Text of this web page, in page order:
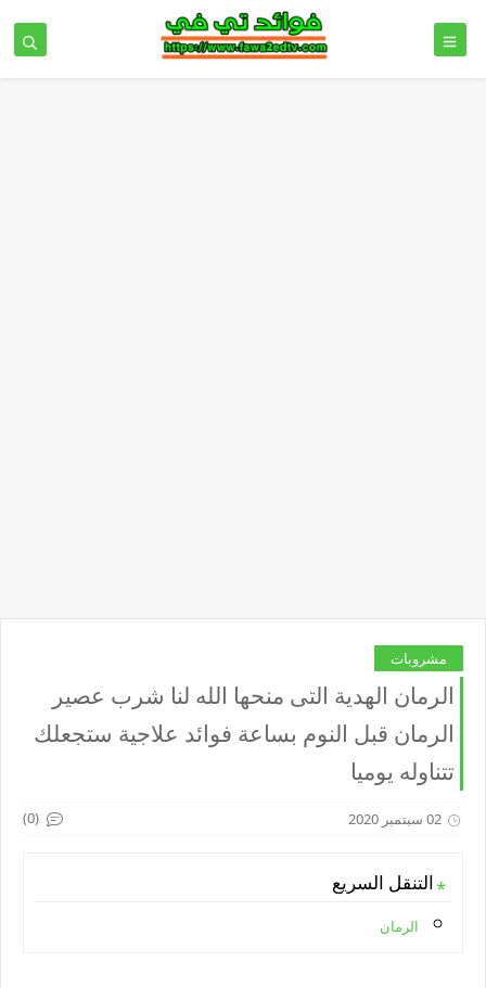
مشروبات
الرمان الهدية التى منحها الله لنا شرب عصير
الرمان قبل النوم بساعة فوائد علاجية ستجعلك
تتناوله يوميا
02 سبتمبر 2020 (0)
التنقل السريع
الرمان